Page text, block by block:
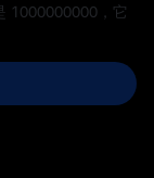
1000000000 ，它